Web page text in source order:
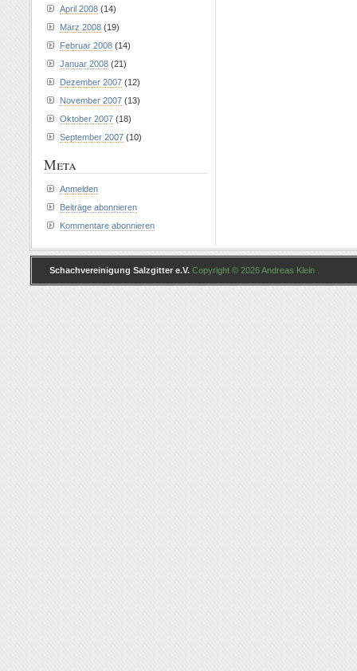
April 2008 (14)
März 2008 (19)
Februar 2008 (14)
Januar 2008 (21)
Dezember 2007 (12)
November 2007 (13)
Oktober 2007 (18)
September 2007 (10)
Meta
Anmelden
Beiträge abonnieren
Kommentare abonnieren
Schachvereinigung Salzgitter e.V. Copyright © 2026 Andreas Klein .